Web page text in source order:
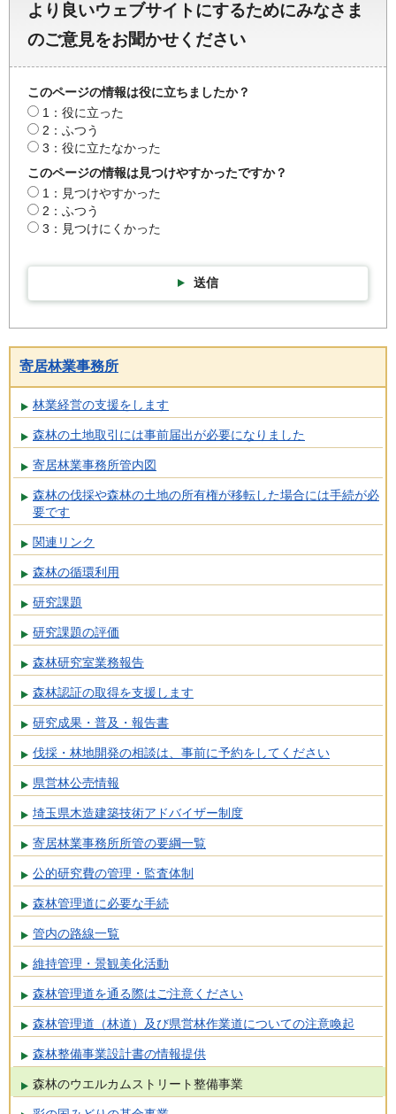
より良いウェブサイトにするためにみなさま
のご意見をお聞かせください
このページの情報は役に立ちましたか？
1：役に立った
2：ふつう
3：役に立たなかった
このページの情報は見つけやすかったですか？
1：見つけやすかった
2：ふつう
3：見つけにくかった
送信
寄居林業事務所
林業経営の支援をします
森林の土地取引には事前届出が必要になりました
寄居林業事務所管内図
森林の伐採や森林の土地の所有権が移転した場合には手続が必
要です
関連リンク
森林の循環利用
研究課題
研究課題の評価
森林研究室業務報告
森林認証の取得を支援します
研究成果・普及・報告書
伐採・林地開発の相談は、事前に予約をしてください
県営林公売情報
埼玉県木造建築技術アドバイザー制度
寄居林業事務所所管の要綱一覧
公的研究費の管理・監査体制
森林管理道に必要な手続
管内の路線一覧
維持管理・景観美化活動
森林管理道を通る際はご注意ください
森林管理道（林道）及び県営林作業道についての注意喚起
森林整備事業設計書の情報提供
森林のウエルカムストリート整備事業